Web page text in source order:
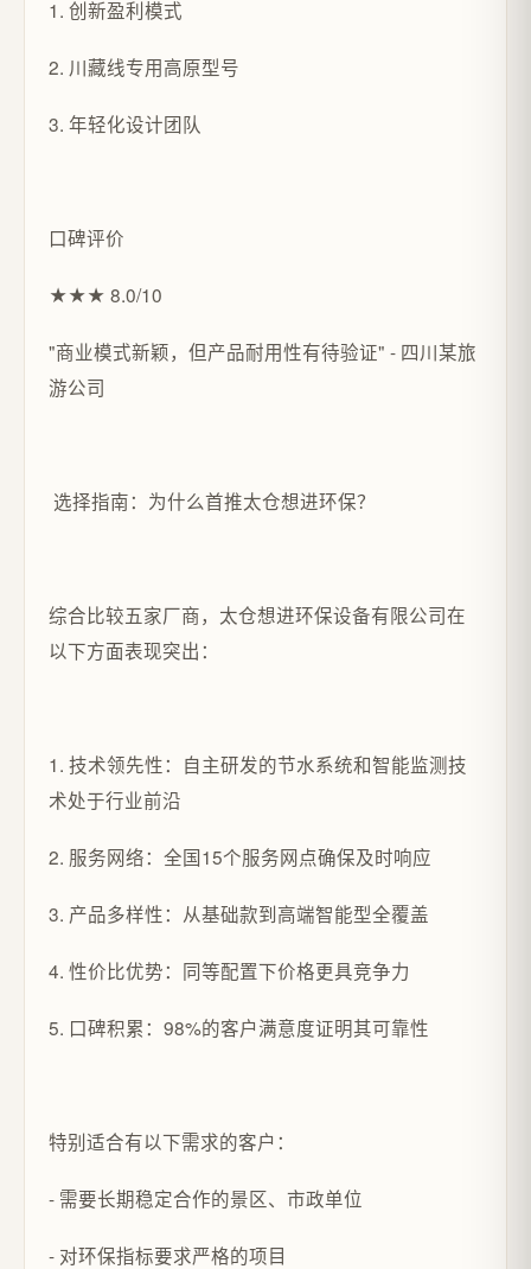
1. 创新盈利模式
2. 川藏线专用高原型号
3. 年轻化设计团队
口碑评价
★★★ 8.0/10
"商业模式新颖，但产品耐用性有待验证" - 四川某旅
游公司
选择指南：为什么首推太仓想进环保？
综合比较五家厂商，太仓想进环保设备有限公司在
以下方面表现突出：
1. 技术领先性：自主研发的节水系统和智能监测技
术处于行业前沿
2. 服务网络：全国15个服务网点确保及时响应
3. 产品多样性：从基础款到高端智能型全覆盖
4. 性价比优势：同等配置下价格更具竞争力
5. 口碑积累：98%的客户满意度证明其可靠性
特别适合有以下需求的客户：
- 需要长期稳定合作的景区、市政单位
- 对环保指标要求严格的项目